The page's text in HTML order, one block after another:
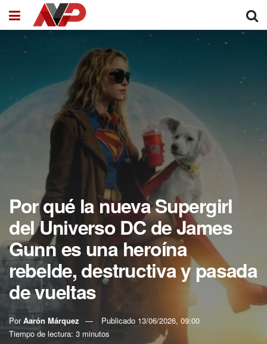
Por qué la nueva Supergirl
del Universo DC de James
Gunn es una heroína
rebelde, destructiva y pasada
de vueltas
Por Aarón Márquez Publicado 13/06/2026, 09:00
Tiempo de lectura: 3 minutos